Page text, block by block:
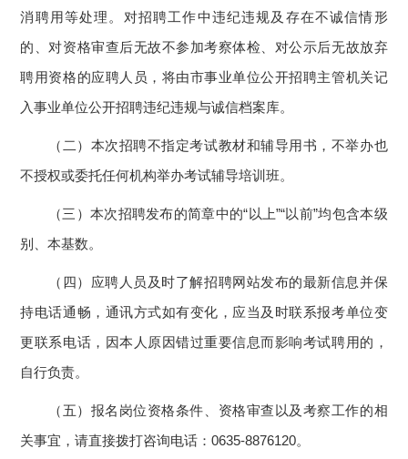
消聘用等处理。对招聘工作中违纪违规及存在不诚信情形
的、对资格审查后无故不参加考察体检、对公示后无故放弃
聘用资格的应聘人员，将由市事业单位公开招聘主管机关记
入事业单位公开招聘违纪违规与诚信档案库。
（二）本次招聘不指定考试教材和辅导用书，不举办也
不授权或委托任何机构举办考试辅导培训班。
（三）本次招聘发布的简章中的“以上”“以前”均包含本级
别、本基数。
（四）应聘人员及时了解招聘网站发布的最新信息并保
持电话通畅，通讯方式如有变化，应当及时联系报考单位变
更联系电话，因本人原因错过重要信息而影响考试聘用的，
自行负责。
（五）报名岗位资格条件、资格审查以及考察工作的相
关事宜，请直接拨打咨询电话：0635-8876120。